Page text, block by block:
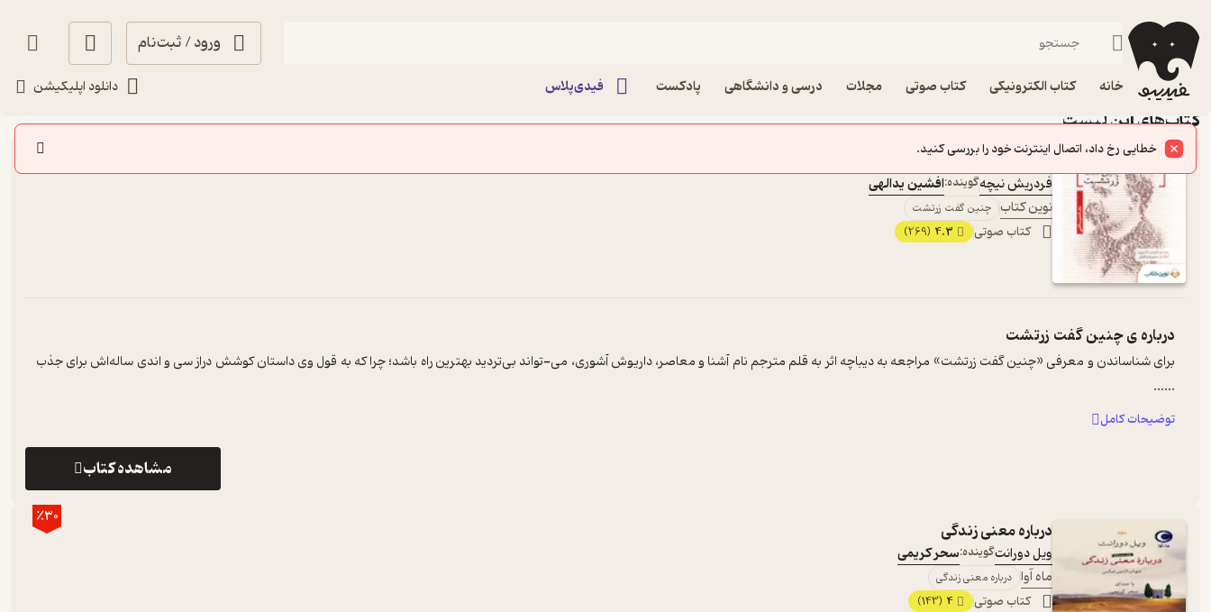
ورود / ثبت‌نام
خانه کتاب الکترونیکی کتاب صوتی مجلات درسی و دانشگاهی پادکست فیدی‌پلاس دانلود اپلیکیشن
کتاب‌‌های برای علاقمندان فلسفه
کتاب‌های این لیست
٪30
چنین گفت زرتشت
فردریش نیچهگوینده:افشین یدالهی
نوین کتاب
چنین گفت زرتشت
کتاب صوتی 4.3
(269)
درباره یچنین گفت زرتشت
برای شناساندن و معرفی «چنین گفت زرتشت» مراجعه به دیباچه اثر به قلم مترجم نام آشنا و معاصر، داریوش آشوری، می-تواند بی‌تردید بهترین راه باشد؛ چرا که به قول وی داستان کوشش دراز سی و اندی ساله‌اش برای جذب
...
...
توضیحات کامل
مشاهده کتاب
٪30
درباره معنی زندگی
ویل دورانتگوینده:سحر کریمی
ماه آوا درباره معنی زندگی
کتاب صوتی 4
(143)
خطایی رخ داد، اتصال اینترنت خود را بررسی کنید.